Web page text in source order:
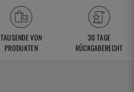
TAUSENDE VON
PRODUKTEN
30 TAGE
RÜCKGABERECHT